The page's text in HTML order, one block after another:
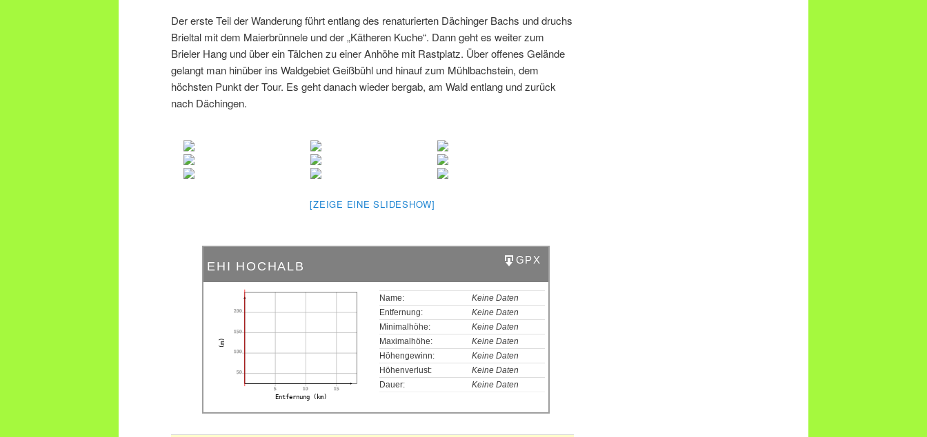
Der erste Teil der Wanderung führt entlang des renaturierten Dächinger Bachs und druchs
Brieltal mit dem Maierbrünnele und der „Kätheren Kuche“. Dann geht es weiter zum
Brieler Hang und über ein Tälchen zu einer Anhöhe mit Rastplatz. Über offenes Gelände
gelangt man hinüber ins Waldgebiet Geißbühl und hinauf zum Mühlbachstein, dem
höchsten Punkt der Tour. Es geht danach wieder bergab, am Wald entlang und zurück
nach Dächingen.
[ZEIGE EINE SLIDESHOW]
EHI HOCHALB GPX
50
100
150
200
5 10 15
Entfernung (km)
(m)
Name:
Keine Daten
Entfernung:
Keine Daten
Minimalhöhe:
Keine Daten
Maximalhöhe:
Keine Daten
Höhengewinn:
Keine Daten
Höhenverlust:
Keine Daten
Dauer:
Keine Daten